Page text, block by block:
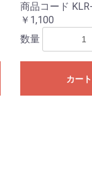
商品コード
￥1,100
数量
カー